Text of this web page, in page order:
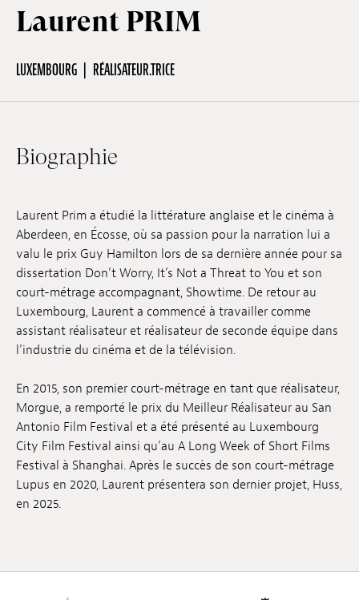
Infos pratiques
Jeune Public
Scolaire
Presse / Pro
FR EN DE
Emplois
Soumissions
Archives
Publications
Laurent PRIM
LUXEMBOURG RÉALISATEUR.TRICE
Biographie
Laurent Prim a étudié la littérature anglaise et le cinéma à
Aberdeen, en Écosse, où sa passion pour la narration lui a
valu le prix Guy Hamilton lors de sa dernière année pour sa
dissertation Don’t Worry, It’s Not a Threat to You et son
court-métrage accompagnant, Showtime. De retour au
Luxembourg, Laurent a commencé à travailler comme
assistant réalisateur et réalisateur de seconde équipe dans
l’industrie du cinéma et de la télévision.
En 2015, son premier court-métrage en tant que réalisateur,
Morgue, a remporté le prix du Meilleur Réalisateur au San
Antonio Film Festival et a été présenté au Luxembourg
City Film Festival ainsi qu’au A Long Week of Short Films
Festival à Shanghai. Après le succès de son court-métrage
Lupus en 2020, Laurent présentera son dernier projet, Huss,
en 2025.